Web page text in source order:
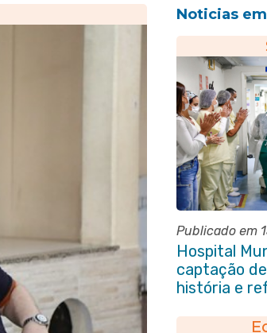
Noticias
Publicado em
Hospital
captação
história e